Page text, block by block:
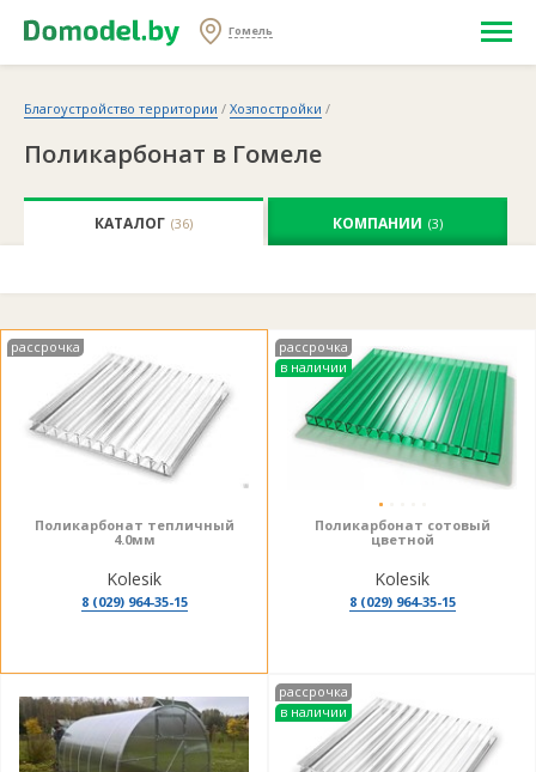
Гомель
Благоустройство территории / Хозпостройки /
Поликарбонат в Гомеле
КАТАЛОГ (36) КОМПАНИИ (3)
рассрочка
Поликарбонат тепличный
4.0мм
Kolesik
8 (029) 964-35-15
рассрочка
в наличии
Поликарбонат сотовый
цветной
Kolesik
8 (029) 964-35-15
рассрочка
в наличии